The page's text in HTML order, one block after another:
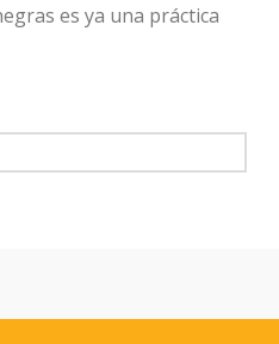
es ya una práctica